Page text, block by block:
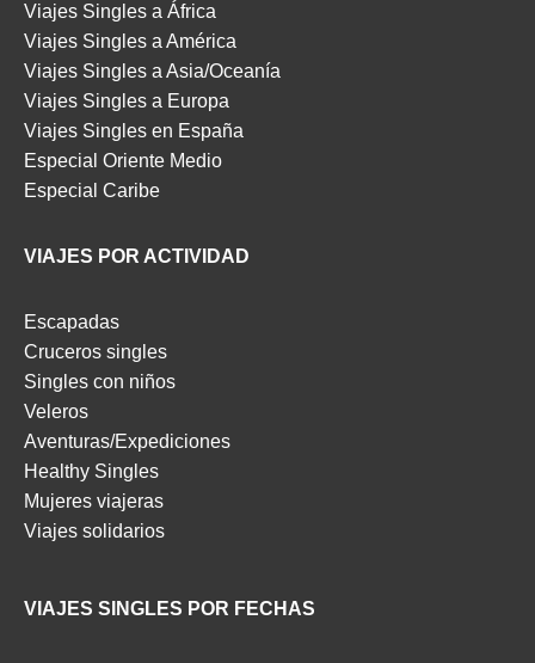
Viajes Singles a África
Viajes Singles a América
Viajes Singles a Asia/Oceanía
Viajes Singles a Europa
Viajes Singles en España
Especial Oriente Medio
Especial Caribe
VIAJES POR ACTIVIDAD
Escapadas
Cruceros singles
Singles con niños
Veleros
Aventuras/Expediciones
Healthy Singles
Mujeres viajeras
Viajes solidarios
VIAJES SINGLES POR FECHAS